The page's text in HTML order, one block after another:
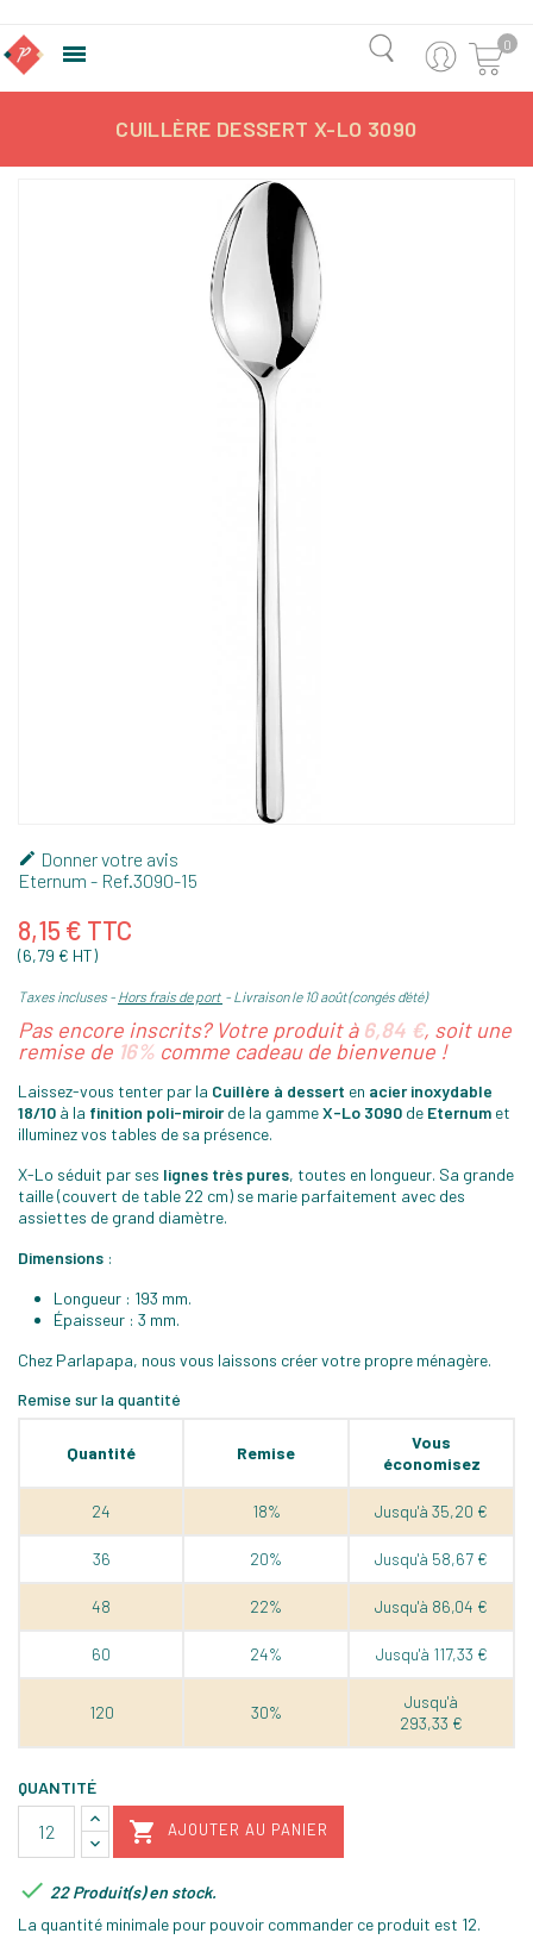
 0
CUILLÈRE DESSERT X-LO 3090
 Donner votre avis
Eternum - Ref. 3090-15
8,15 € TTC
(6,79 € HT)
Taxes incluses Hors frais de port Livraison le 10 août (congés d'été)
Pas encore inscrits? Votre produit à 6,84 €, soit une
remise de 16% comme cadeau de bienvenue !
Laissez-vous tenter par la Cuillère à dessert en acier inoxydable
18/10 à la finition poli-miroirde la gammeX-Lo 3090 de Eternum et
illuminez vos tables de sa présence.
X-Lo séduit par ses lignes très pures, toutes en longueur. Sa grande
taille (couvert de table 22 cm) se marie parfaitement avec des
assiettes de grand diamètre.
Dimensions :
Longueur : 193 mm.
Épaisseur : 3 mm.
Chez Parlapapa, nous vous laissons créer votre propre ménagère.
Remise sur la quantité
Quantité Remise
Vous
économisez
24 18% Jusqu'à 35,20 €
36 20% Jusqu'à 58,67 €
48 22% Jusqu'à 86,04 €
60 24% Jusqu'à 117,33 €
120 30%
Jusqu'à
293,33 €
QUANTITÉ
 AJOUTER AU PANIER
 22 Produit(s) en stock.
La quantité minimale pour pouvoir commander ce produit est 12.